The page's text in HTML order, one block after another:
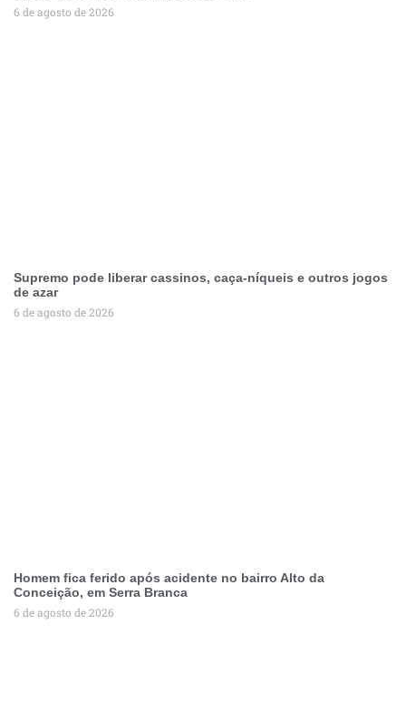
6 de agosto de 2026
Supremo pode liberar cassinos, caça-níqueis e outros jogos
de azar
6 de agosto de 2026
Homem fica ferido após acidente no bairro Alto da
Conceição, em Serra Branca
6 de agosto de 2026